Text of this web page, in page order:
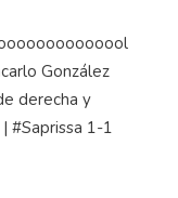
González
derecha y
#Saprissa 1-1